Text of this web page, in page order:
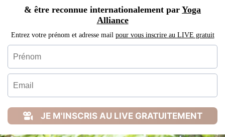
& être reconnue internationalement par Yoga
Alliance
Entrez votre prénom et adresse mail pour vous inscrire au LIVE gratuit
JE M'INSCRIS AU LIVE GRATUITEMENT